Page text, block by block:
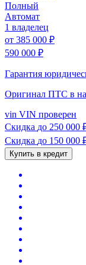
Полный
Автомат
1 владелец
от 385 000 ₽
590 000 ₽
Гарантия
Оригинал ПТС в
vin VIN проверен
Скидка до 250 000
Скидка до 150 000
Купить в кредит